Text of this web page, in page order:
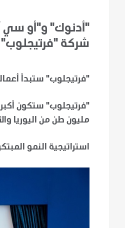
"أدنوك" و"أو سي
شركة "فرتيجلوب"
"فرتيجلوب" ستبدأ أعمالها في 1
مليون طن من اليوريا
استراتيجية النمو